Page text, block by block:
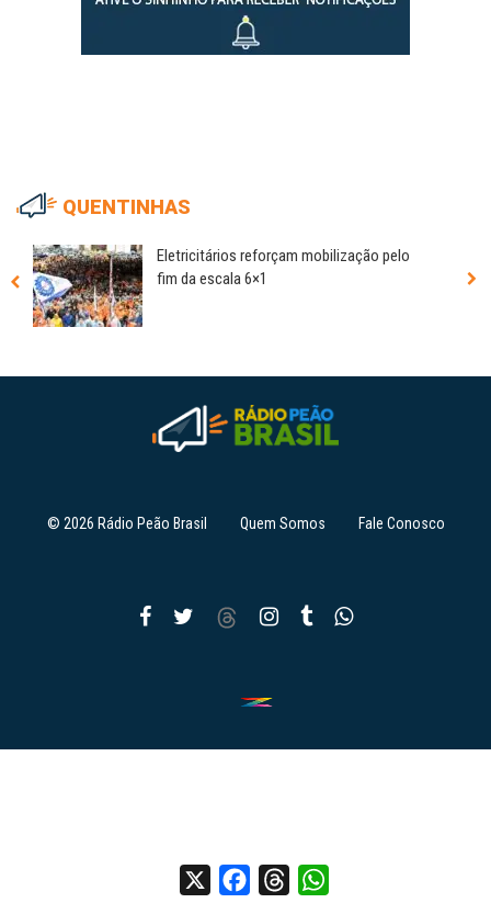
QUENTINHAS
Eletricitários reforçam mobilização pelo
fim da escala 6×1
© 2026 Rádio Peão Brasil Quem Somos Fale Conosco
X FacebookThreadsWhatsApp